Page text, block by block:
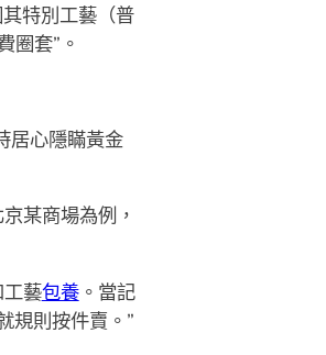
特別工藝（普
圈套”。
居心隱瞞黃金
某商場為例，
藝包養。當記
規則按件賣。”